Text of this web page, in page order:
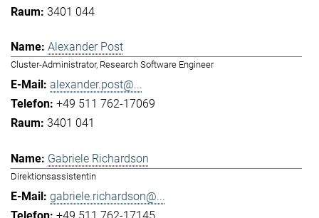
3401 044
Alexander Post
Cluster-Administrator, Research Software Engineer
alexander.post@...
+49 511 762-17069
3401 041
Gabriele Richardson
Direktionsassistentin
gabriele.richardson@...